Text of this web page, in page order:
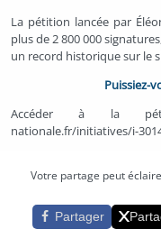
La pétition lancée par
plus de 2 800 000
un record historique sur le
Puissiez-
Accéder à la
nationale.fr/initiatives/i-
Partager
Votre partage peut
Partager